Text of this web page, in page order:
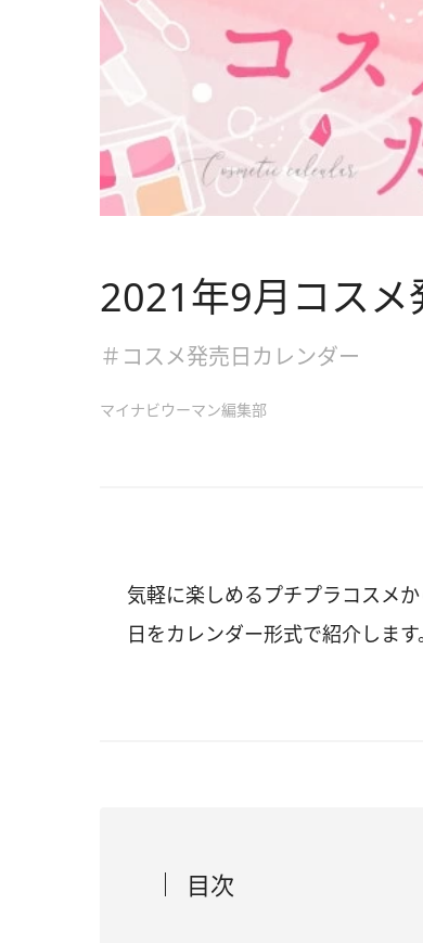
2021年9月コスメ
＃コスメ発売日カレンダー
マイナビウーマン編集部
気軽に楽しめるプチプラコスメ
日をカレンダー形式で紹介します
目次